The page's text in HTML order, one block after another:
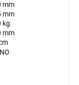
mm
mm
kg
mm